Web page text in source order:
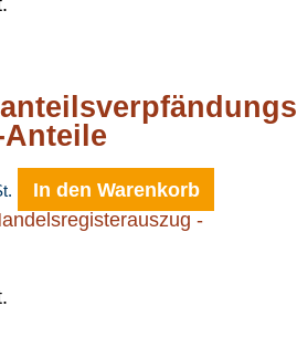
In den Warenkorb